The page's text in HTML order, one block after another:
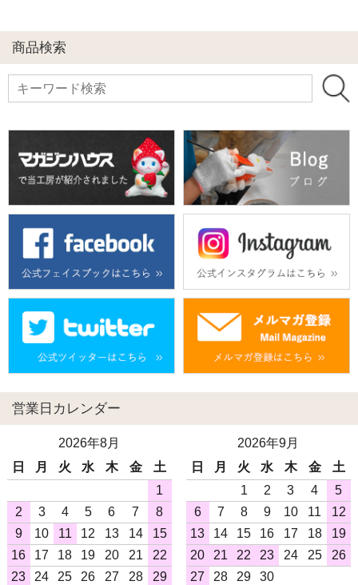
商品検索
営業日カレンダー
2026年8月
日
月 火 水 木 金
土
1
2
3 4 5 6 7
8
9
10 11 12 13 14
15
16
17 18 19 20 21
22
23
24 25 26 27 28 29
2026年9月
日
月 火 水 木 金
土
1
2 3 4
5
6
7 8 9 10 11
12
13
14 15 16 17 18
19
20
21 22 23 24 25
26
27
28 29 30